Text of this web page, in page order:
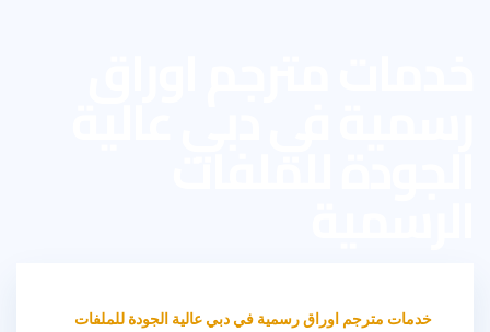
خدمات مترجم اوراق رسمية في دبي عالية الجودة للملفات